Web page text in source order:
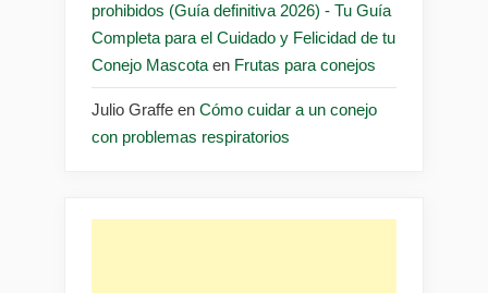
prohibidos (Guía definitiva 2026) - Tu Guía
Completa para el Cuidado y Felicidad de tu
Conejo Mascota en Frutas para conejos
Julio Graffe en Cómo cuidar a un conejo
con problemas respiratorios